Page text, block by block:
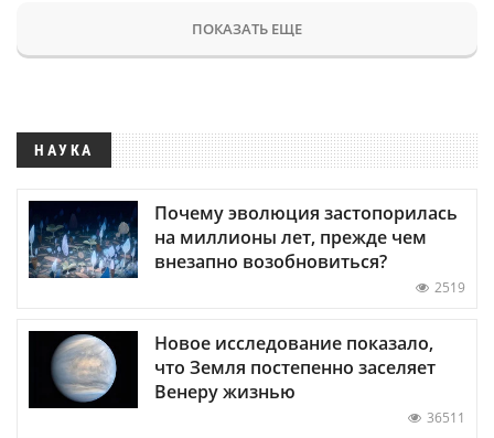
ПОКАЗАТЬ ЕЩЕ
НАУКА
Почему эволюция застопорилась
на миллионы лет, прежде чем
внезапно возобновиться?
2519
Новое исследование показало,
что Земля постепенно заселяет
Венеру жизнью
36511